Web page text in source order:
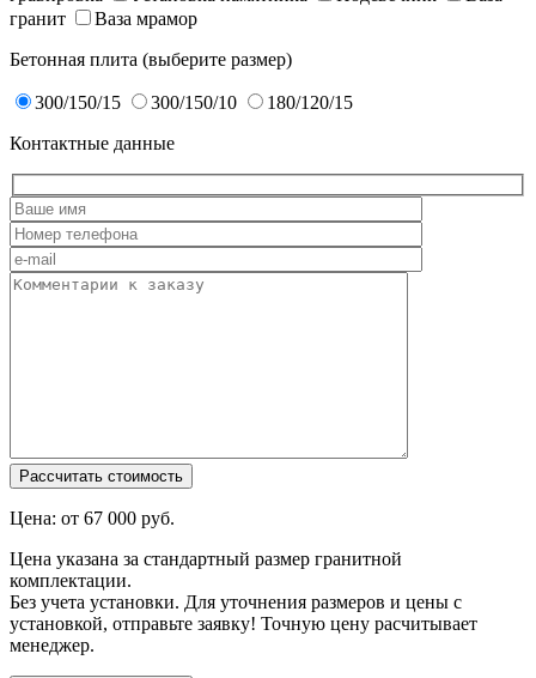
гранит
Ваза мрамор
Бетонная плита (выберите размер)
300/150/15 300/150/10
180/120/15
Контактные данные
Цена: от 67 000 руб.
Цена указана за стандартный размер гранитной
комплектации.
Без учета установки. Для уточнения размеров и цены с
установкой, отправьте заявку! Точную цену расчитывает
менеджер.